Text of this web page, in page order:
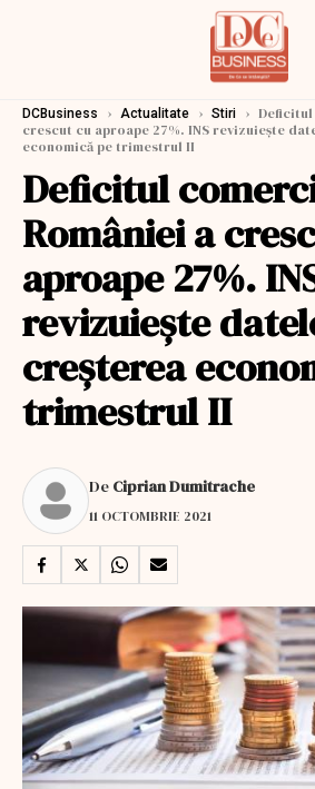
DCBusiness › Actualitate › Stiri › Deficitul
crescut cu aproape 27%. INS revizuiește
economică pe trimestrul II
Deficitul
României a
aproape 27%.
revizuiește
creșterea
trimestrul II
De Ciprian Dumitrache
11 OCTOMBRIE 2021